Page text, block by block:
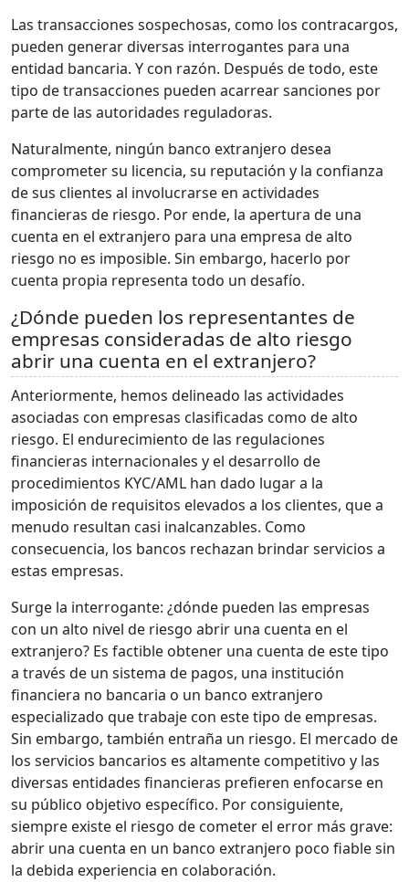
Las transacciones sospechosas, como los contracargos,
pueden generar diversas interrogantes para una
entidad bancaria. Y con razón. Después de todo, este
tipo de transacciones pueden acarrear sanciones por
parte de las autoridades reguladoras.
Naturalmente, ningún banco extranjero desea
comprometer su licencia, su reputación y la confianza
de sus clientes al involucrarse en actividades
financieras de riesgo. Por ende, la apertura de una
cuenta en el extranjero para una empresa de alto
riesgo no es imposible. Sin embargo, hacerlo por
cuenta propia representa todo un desafío.
¿Dónde pueden los representantes de
empresas consideradas de alto riesgo
abrir una cuenta en el extranjero?
Anteriormente, hemos delineado las actividades
asociadas con empresas clasificadas como de alto
riesgo. El endurecimiento de las regulaciones
financieras internacionales y el desarrollo de
procedimientos KYC/AML han dado lugar a la
imposición de requisitos elevados a los clientes, que a
menudo resultan casi inalcanzables. Como
consecuencia, los bancos rechazan brindar servicios a
estas empresas.
Surge la interrogante: ¿dónde pueden las empresas
con un alto nivel de riesgo abrir una cuenta en el
extranjero? Es factible obtener una cuenta de este tipo
a través de un sistema de pagos, una institución
financiera no bancaria o un banco extranjero
especializado que trabaje con este tipo de empresas.
Sin embargo, también entraña un riesgo. El mercado de
los servicios bancarios es altamente competitivo y las
diversas entidades financieras prefieren enfocarse en
su público objetivo específico. Por consiguiente,
siempre existe el riesgo de cometer el error más grave:
abrir una cuenta en un banco extranjero poco fiable sin
la debida experiencia en colaboración.